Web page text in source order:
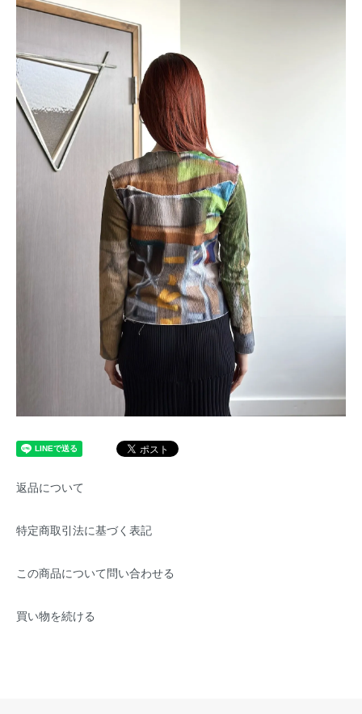
返品について
特定商取引法に基づく表記
この商品について問い合わせる
買い物を続ける